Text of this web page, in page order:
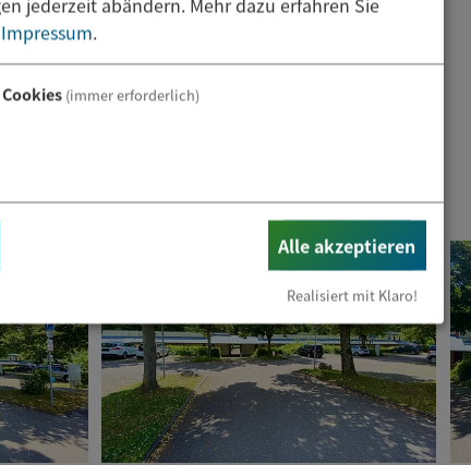
Impressum.
(immer erforderlich)
Alle akzeptieren
Realisiert mit Klaro!